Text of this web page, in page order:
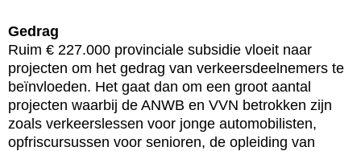
Gedrag
Ruim € 227.000 provinciale subsidie vloeit naar
projecten om het gedrag van verkeersdeelnemers te
beïnvloeden. Het gaat dan om een groot aantal
projecten waarbij de ANWB en VVN betrokken zijn
zoals verkeerslessen voor jonge automobilisten,
opfriscursussen voor senioren, de opleiding van